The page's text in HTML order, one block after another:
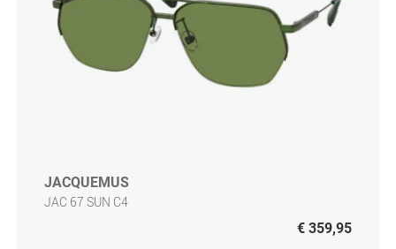
JACQUEMUS
JAC 67 SUN C4
€ 359,95